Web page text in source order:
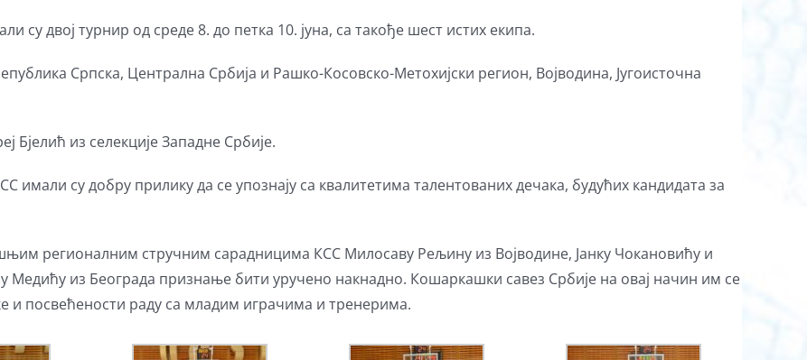
су двој турнир од среде 8. до петка 10. јуна, са такође шест истих екипа.
Српска, Централна Србија и Рашко-Косовско-Метохијски регион, Војводина, Југоисточна
Бјелић из селекције Западне Србије.
су добру прилику да се упознају са квалитетима талентованих дечака, будућих кандидата за
регионалним стручним сарадницима КСС Милосаву Рељину из Војводине, Јанку Чокановићу и
Медићу из Београда признање бити уручено накнадно. Кошаркашки савез Србије на овај начин им се
и посвећености раду са младим играчима и тренерима.